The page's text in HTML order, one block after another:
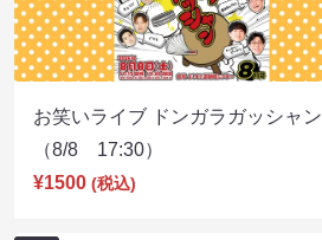
お笑いライブ ドンガラガッシャン
（8/8 17:30）
¥1500 (税込)